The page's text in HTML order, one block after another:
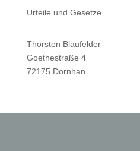
Urteile und Gesetze
Thorsten Blaufelder
Goethestraße 4
72175 Dornhan